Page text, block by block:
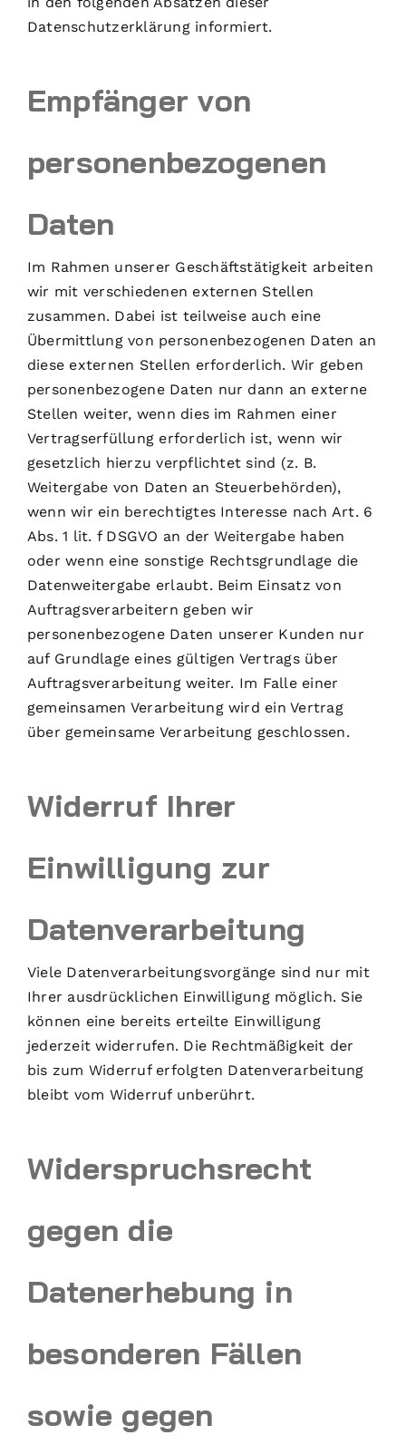
Datenschutzerklärung informiert.
Empfänger von
personenbezogenen
Daten
Im Rahmen unserer Geschäftstätigkeit arbeiten
wir mit verschiedenen externen Stellen
zusammen. Dabei ist teilweise auch eine
Übermittlung von personenbezogenen Daten an
diese externen Stellen erforderlich. Wir geben
personenbezogene Daten nur dann an externe
Stellen weiter, wenn dies im Rahmen einer
Vertragserfüllung erforderlich ist, wenn wir
gesetzlich hierzu verpflichtet sind (z. B.
Weitergabe von Daten an Steuerbehörden),
wenn wir ein berechtigtes Interesse nach Art. 6
Abs. 1 lit. f DSGVO an der Weitergabe haben
oder wenn eine sonstige Rechtsgrundlage die
Datenweitergabe erlaubt. Beim Einsatz von
Auftragsverarbeitern geben wir
personenbezogene Daten unserer Kunden nur
auf Grundlage eines gültigen Vertrags über
Auftragsverarbeitung weiter. Im Falle einer
gemeinsamen Verarbeitung wird ein Vertrag
über gemeinsame Verarbeitung geschlossen.
Widerruf Ihrer
Einwilligung zur
Datenverarbeitung
Viele Datenverarbeitungsvorgänge sind nur mit
Ihrer ausdrücklichen Einwilligung möglich. Sie
können eine bereits erteilte Einwilligung
jederzeit widerrufen. Die Rechtmäßigkeit der
bis zum Widerruf erfolgten Datenverarbeitung
bleibt vom Widerruf unberührt.
Widerspruchsrecht
gegen die
Datenerhebung in
besonderen Fällen
sowie gegen